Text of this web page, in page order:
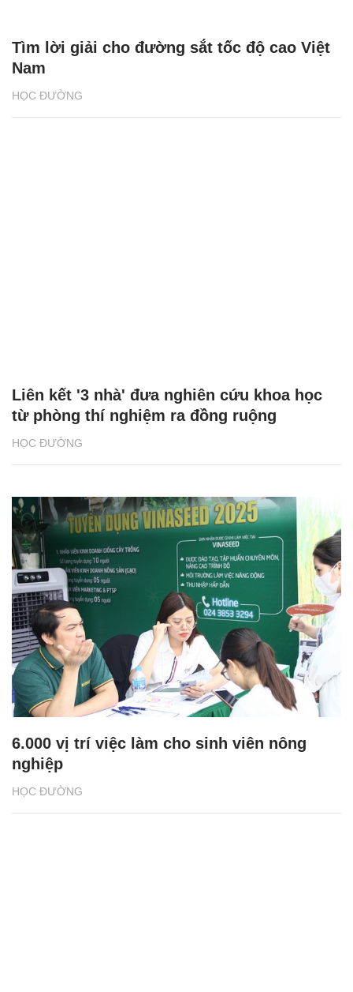
HỌC ĐƯỜNG
Tìm lời giải cho đường sắt tốc độ cao Việt
Nam
HỌC ĐƯỜNG
Liên kết '3 nhà' đưa nghiên cứu khoa học
từ phòng thí nghiệm ra đồng ruộng
HỌC ĐƯỜNG
6.000 vị trí việc làm cho sinh viên nông
nghiệp